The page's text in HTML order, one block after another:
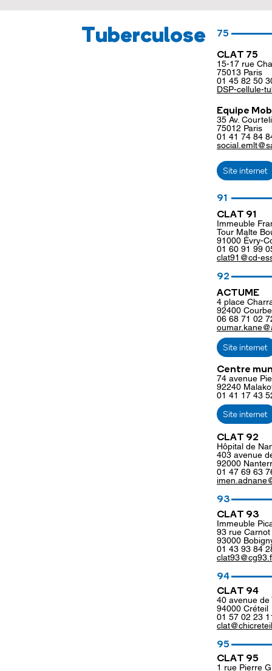
Tuberculose 75
CLAT 75
15-17 rue
75013 Paris
01 45 82 50
DSP-cellule-
Equipe
35 Av.
75012 Paris
01 41 74 84
Site internet
91
CLAT 91
Immeuble
Tour Malte
91000 Évry-
01 60 91 99
clat91@cd-
92
ACTUME
4 place
92400
06 68 71 02
Site internet
Centre
74 avenue
92240
01 41 17 43
Site internet
CLAT 92
Hôpital de
403 avenue
92000
01 47 69 63
93
CLAT 93
Immeuble
93 rue Carnot
93000
01 43 93 84
94
CLAT 94
40 avenue
94000 Créteil
01 57 02 23
95
CLAT 95
1 rue Pierre